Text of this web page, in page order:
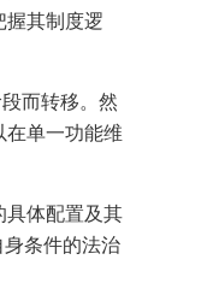
握其制度逻
而转移。然
在单一功能维
具体配置及其
条件的法治